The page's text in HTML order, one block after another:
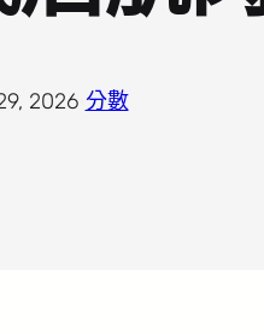
2026· 分數